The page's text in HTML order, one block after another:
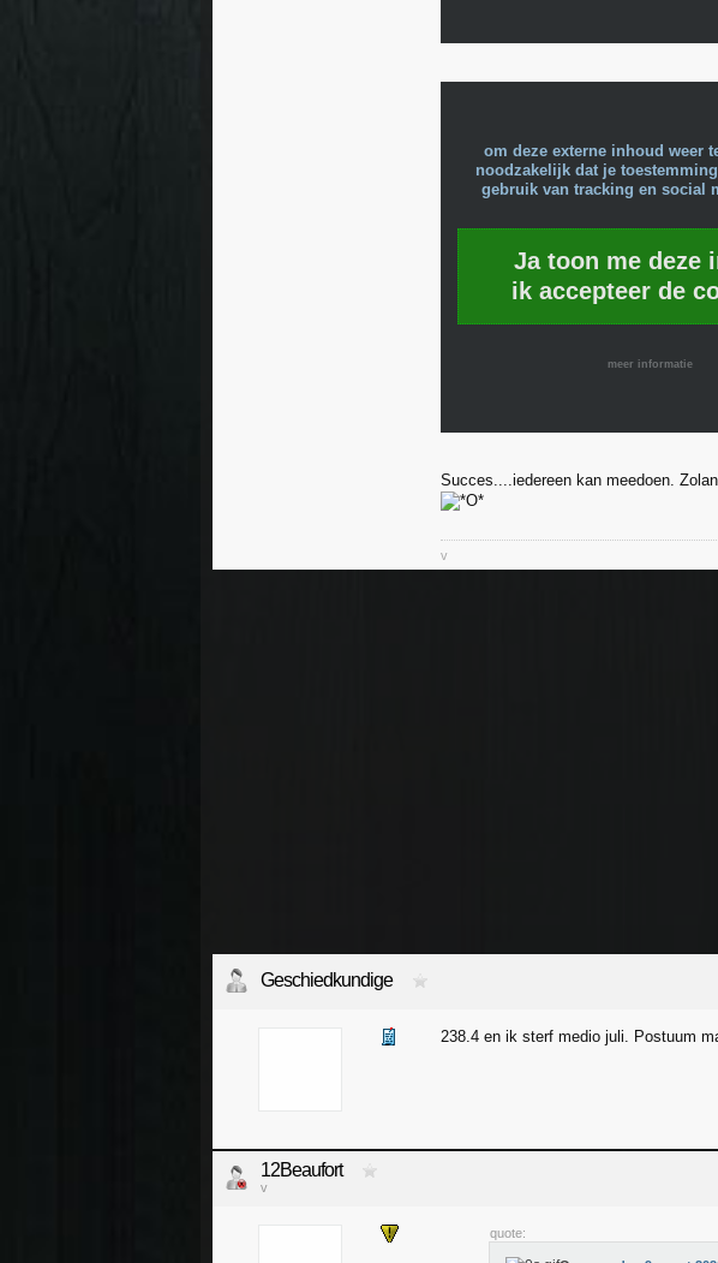
om deze externe inhoud weer
noodzakelijk dat je
gebruik van tracking en social
Ja toon me deze
ik accepteer de
meer informatie
Succes....iedereen kan meedoen.
v
Geschiedkundige
238.4 en ik sterf medio juli. Postuum
12Beaufort
v
quote: